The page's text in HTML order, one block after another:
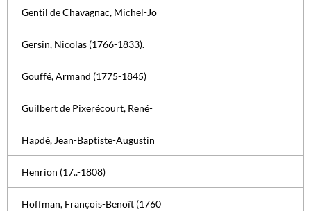
Gentil de Chavagnac, Michel-Jo
Gersin, Nicolas (1766-1833).
Gouffé, Armand (1775-1845)
Guilbert de Pixerécourt, René-
Hapdé, Jean-Baptiste-Augustin
Henrion (17..-1808)
Hoffman, François-Benoît (1760